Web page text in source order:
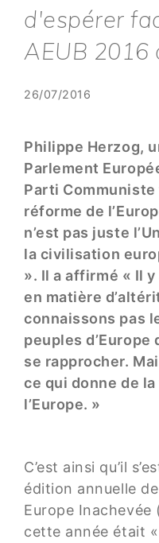
d'espérer
AEUB 2016
26/07/2016
Philippe Herzog,
Parlement
Parti Communiste
réforme de
n’est pas juste
la civilisation
». Il a affirmé « Il
en matière
connaissons pas
peuples
se rapprocher.
ce qui donne de la
l’Europe. »
C’est ainsi qu’il
édition annuelle
Europe Inachevée
cette année était